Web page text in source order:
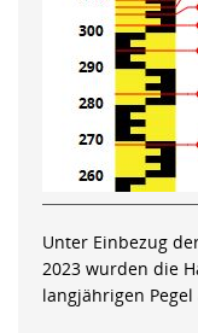
Unter Einbezug
2023 wurden die
langjährigen